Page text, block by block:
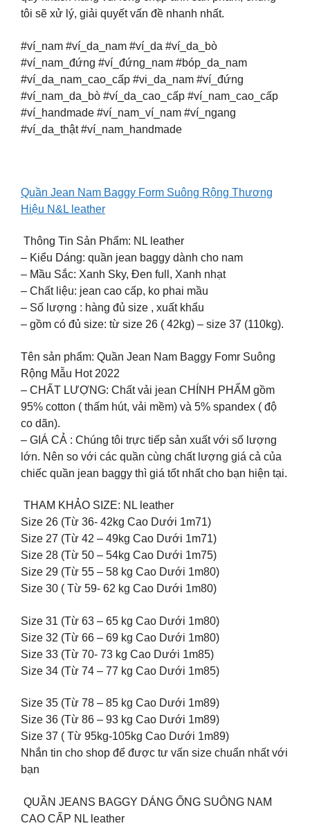
tôi sẽ xử lý, giải quyết vấn đề nhanh nhất.
#ví_nam #ví_da_nam #ví_da #ví_da_bò
#ví_nam_đứng #ví_đứng_nam #bóp_da_nam
#ví_da_nam_cao_cấp #vi_da_nam #ví_đứng
#ví_nam_da_bò #ví_da_cao_cấp #ví_nam_cao_cấp
#ví_handmade #ví_nam_ví_nam #ví_ngang
#ví_da_thật #ví_nam_handmade
Quần Jean Nam Baggy Form Suông Rộng Thương
Hiệu N&L leather
️ Thông Tin Sản Phẩm: NL leather
– Kiểu Dáng: quần jean baggy dành cho nam
– Mầu Sắc: Xanh Sky, Đen full, Xanh nhạt
– Chất liệu: jean cao cấp, ko phai mầu
– Số lượng : hàng đủ size , xuất khẩu
– gồm có đủ size: từ size 26 ( 42kg) – size 37 (110kg).
Tên sản phẩm: Quần Jean Nam Baggy Fomr Suông
Rộng Mẫu Hot 2022
– CHẤT LƯỢNG: Chất vải jean CHÍNH PHẨM gồm
95% cotton ( thấm hút, vải mềm) và 5% spandex ( độ
co dãn).
– GIÁ CẢ : Chúng tôi trực tiếp sản xuất với số lượng
lớn. Nên so với các quần cùng chất lượng giá cả của
chiếc quần jean baggy thì giá tốt nhất cho bạn hiện tại.
️ THAM KHẢO SIZE: NL leather
Size 26 (Từ 36- 42kg Cao Dưới 1m71)
Size 27 (Từ 42 – 49kg Cao Dưới 1m71)
Size 28 (Từ 50 – 54kg Cao Dưới 1m75)
Size 29 (Từ 55 – 58 kg Cao Dưới 1m80)
Size 30 ( Từ 59- 62 kg Cao Dưới 1m80)
Size 31 (Từ 63 – 65 kg Cao Dưới 1m80)
Size 32 (Từ 66 – 69 kg Cao Dưới 1m80)
Size 33 (Từ 70- 73 kg Cao Dưới 1m85)
Size 34 (Từ 74 – 77 kg Cao Dưới 1m85)
Size 35 (Từ 78 – 85 kg Cao Dưới 1m89)
Size 36 (Từ 86 – 93 kg Cao Dưới 1m89)
Size 37 ( Từ 95kg-105kg Cao Dưới 1m89)
Nhắn tin cho shop để được tư vấn size chuẩn nhất với
bạn
️ QUẦN JEANS BAGGY DÁNG ỐNG SUÔNG NAM
CAO CẤP NL leather